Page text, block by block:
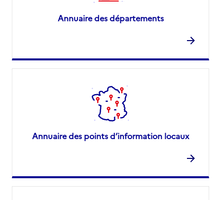
Annuaire des départements
Annuaire des points d’information locaux